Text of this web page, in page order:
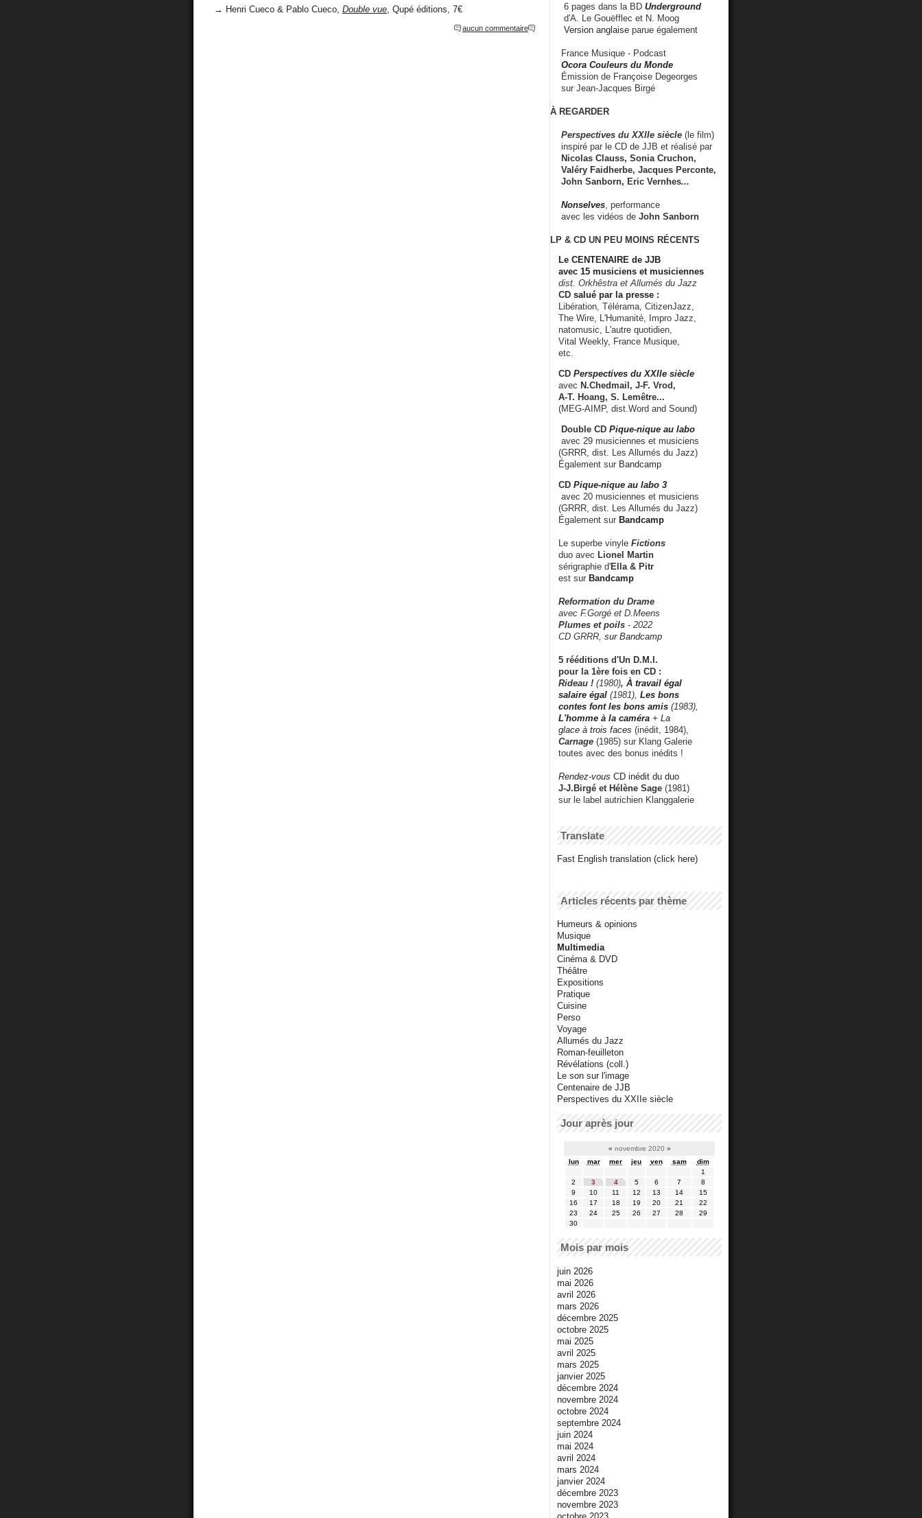
→ Henri Cueco & Pablo Cueco, Double vue , Qupé éditions, 7€
aucun commentaire
6 pages dans la BD Underground
d'A. Le Gouëfflec et N. Moog
Version anglaise parue également
France Musique - Podcast
Ocora Couleurs du Monde
Émission de Françoise Degeorges
sur Jean-Jacques Birgé
À REGARDER
Perspectives du XXIIe siècle (le film)
inspiré par le CD de JJB et réalisé par
Nicolas Clauss, Sonia Cruchon,
Valéry Faidherbe, Jacques Perconte,
John Sanborn, Eric Vernhes...
Nonselves , performance
avec les vidéos de John Sanborn
LP & CD UN PEU MOINS RÉCENTS
Le CENTENAIRE de JJB
avec 15 musiciens et musiciennes
dist. Orkhêstra et Allumés du Jazz
CD salué par la presse :
Libération, Télérama, CitizenJazz,
The Wire, L'Humanité, Impro Jazz,
natomusic, L'autre quotidien,
Vital Weekly, France Musique,
etc.
CD Perspectives du XXIIe siècle
avec N.Chedmail, J-F. Vrod,
A-T. Hoang, S. Lemêtre...
(MEG-AIMP, dist.Word and Sound)
Double CD Pique-nique au labo
avec 29 musiciennes et musiciens
(GRRR, dist. Les Allumés du Jazz)
Également sur Bandcamp
CD Pique-nique au labo 3
avec 20 musiciennes et musiciens
(GRRR, dist. Les Allumés du Jazz)
Également sur Bandcamp
Le superbe vinyle Fictions
duo avec Lionel Martin
sérigraphie d'Ella & Pitr
est sur Bandcamp
Reformation du Drame
avec F.Gorgé et D.Meens
Plumes et poils - 2022
CD GRRR, sur Bandcamp
5 rééditions d'Un D.M.I.
pour la 1ère fois en CD :
Rideau ! (1980), À travail égal
salaire égal (1981), Les bons
contes font les bons amis (1983),
L'homme à la caméra + La
glace à trois faces (inédit, 1984),
Carnage (1985) sur Klang Galerie
toutes avec des bonus inédits !
Rendez-vous CD inédit du duo
J-J.Birgé et Hélène Sage (1981)
sur le label autrichien Klanggalerie
Translate
Fast English translation (click here)
Articles récents par thème
Humeurs & opinions
Musique
Multimedia
Cinéma & DVD
Théâtre
Expositions
Pratique
Cuisine
Perso
Voyage
Allumés du Jazz
Roman-feuilleton
Révélations (coll.)
Le son sur l'image
Centenaire de JJB
Perspectives du XXIIe siècle
Jour après jour
« novembre 2020 »
lun
mar mer jeu ven sam
dim
1
2
3 4 5 6 7
8
9
10 11 12 13 14
15
16
17 18 19 20 21
22
23
24 25 26 27 28
29
30
Mois par mois
juin 2026
mai 2026
avril 2026
mars 2026
décembre 2025
octobre 2025
mai 2025
avril 2025
mars 2025
janvier 2025
décembre 2024
novembre 2024
octobre 2024
septembre 2024
juin 2024
mai 2024
avril 2024
mars 2024
janvier 2024
décembre 2023
novembre 2023